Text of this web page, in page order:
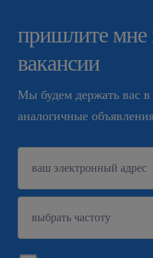
пришлите мне
вакансии
Мы будем держать вас в
аналогичные